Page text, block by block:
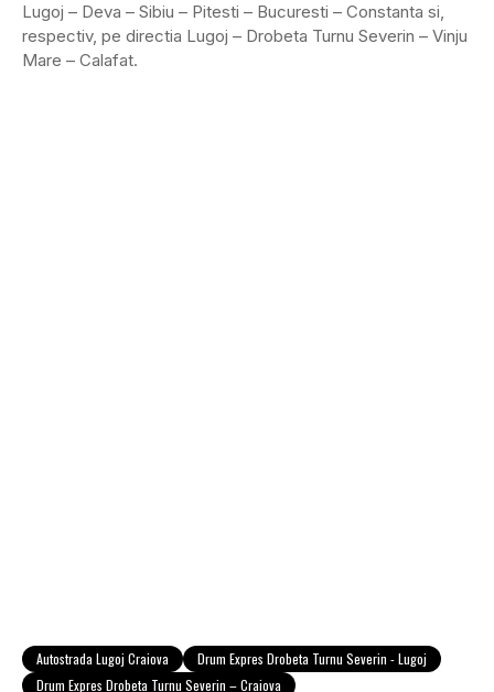
Lugoj – Deva – Sibiu – Pitesti – Bucuresti – Constanta si,
respectiv, pe directia Lugoj – Drobeta Turnu Severin – Vinju
Mare – Calafat.
Autostrada Lugoj Craiova
Drum Expres Drobeta Turnu Severin - Lugoj
Drum Expres Drobeta Turnu Severin – Craiova